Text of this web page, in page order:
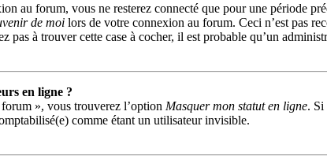
au forum, vous ne resterez connecté que pour une période
de moi lors de votre connexion au forum. Ceci n’est pas
à trouver cette case à cocher, il est probable qu’un
en ligne ?
», vous trouverez l’option Masquer mon statut en ligne. Si
comme étant un utilisateur invisible.